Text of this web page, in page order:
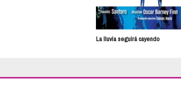
La lluvia seguirá cayendo